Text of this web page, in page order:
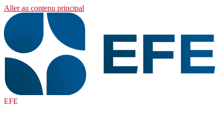
Aller au contenu principal
EFE